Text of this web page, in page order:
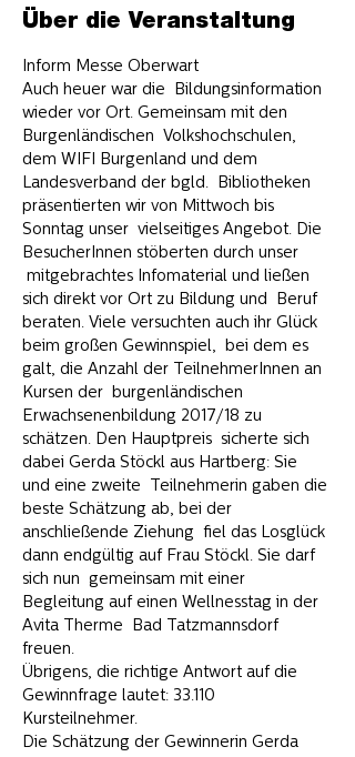
Über die Veranstaltung
Inform Messe Oberwart
Auch heuer war die  Bildungsinformation
wieder vor Ort. Gemeinsam mit den
Burgenländischen  Volkshochschulen,
dem WIFI Burgenland und dem
Landesverband der bgld.  Bibliotheken
präsentierten wir von Mittwoch bis
Sonntag unser  vielseitiges Angebot. Die
BesucherInnen stöberten durch unser
mitgebrachtes Infomaterial und ließen
sich direkt vor Ort zu Bildung und  Beruf
beraten. Viele versuchten auch ihr Glück
beim großen Gewinnspiel,  bei dem es
galt, die Anzahl der TeilnehmerInnen an
Kursen der  burgenländischen
Erwachsenenbildung 2017/18 zu
schätzen. Den Hauptpreis  sicherte sich
dabei Gerda Stöckl aus Hartberg: Sie
und eine zweite  Teilnehmerin gaben die
beste Schätzung ab, bei der
anschließende Ziehung  fiel das Losglück
dann endgültig auf Frau Stöckl. Sie darf
sich nun  gemeinsam mit einer
Begleitung auf einen Wellnesstag in der
Avita Therme  Bad Tatzmannsdorf
freuen.
Übrigens, die richtige Antwort auf die
Gewinnfrage lautet: 33.110
Kursteilnehmer.
Die Schätzung der Gewinnerin Gerda